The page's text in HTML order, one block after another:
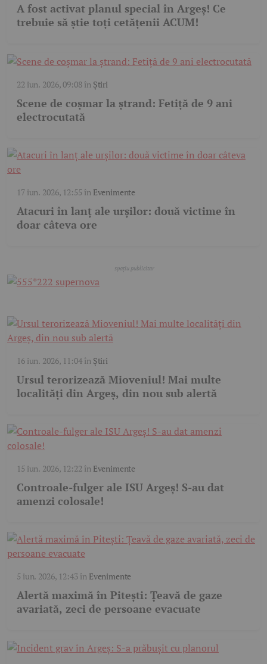
A fost activat planul special în Argeș! Ce
trebuie să știe toți cetățenii ACUM!
22 iun. 2026, 09:08în Știri
Scene de coșmar la ștrand: Fetiță de 9 ani
electrocutată
17 iun. 2026, 12:55 în Evenimente
Atacuri în lanț ale urșilor: două victime în
doar câteva ore
16 iun. 2026, 11:04în Știri
Ursul terorizează Mioveniul! Mai multe
localități din Argeș, din nou sub alertă
15 iun. 2026, 12:22 în Evenimente
Controale-fulger ale ISU Argeș! S-au dat
amenzi colosale!
5 iun. 2026, 12:43în Evenimente
Alertă maximă în Pitești: Țeavă de gaze
avariată, zeci de persoane evacuate